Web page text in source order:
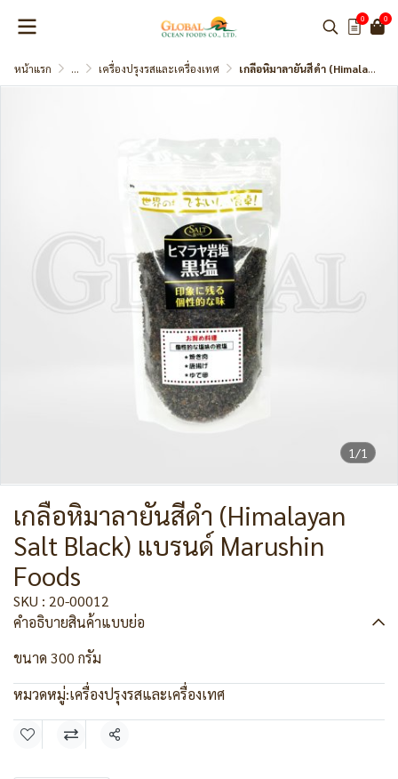
0 0
หน้าแรก ... เครื่องปรุงรสและเครื่องเทศ เกลือหิมาลายันสีดำ (Himalayan Salt Black) แบรนด์ Marushin Foods
1/1
เกลือหิมาลายันสีดำ (Himalayan
Salt Black) แบรนด์ Marushin
Foods
SKU : 20-00012
คำอธิบายสินค้าแบบย่อ
ขนาด 300 กรัม
หมวดหมู่:เครื่องปรุงรสและเครื่องเทศ
แชร์